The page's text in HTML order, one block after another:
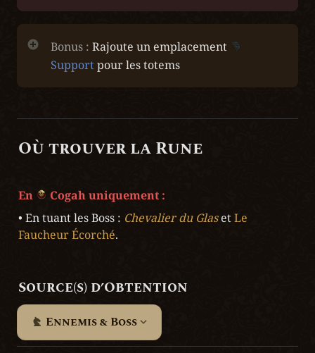
Bonus : Rajoute un emplacement
Support pour les totems
Où trouver la Rune
En
Cogah uniquement :
• En tuant les Boss : Chevalier du Glas et Le
Faucheur Écorché.
Source(s) d’Obtention
Ennemis & Boss